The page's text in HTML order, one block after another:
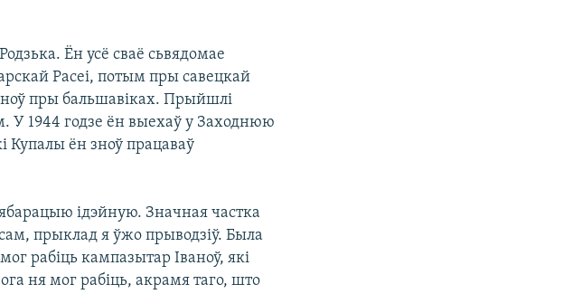
Ён усё сваё сьвядомае
Расеі, потым пры савецкай
пры бальшавіках. Прыйшлі
У 1944 годзе ён выехаў у Заходнюю
Купалы ён зноў працаваў
ідэйную. Значная частка
прыклад я ўжо прыводзіў. Была
рабіць кампазытар Іваноў, які
ня мог рабіць, акрамя таго, што